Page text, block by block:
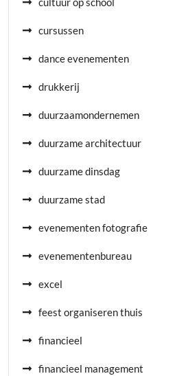
cursussen
dance evenementen
drukkerij
duurzaamondernemen
duurzame architectuur
duurzame dinsdag
duurzame stad
evenementen fotografie
evenementenbureau
excel
feest organiseren thuis
financieel
financieel management